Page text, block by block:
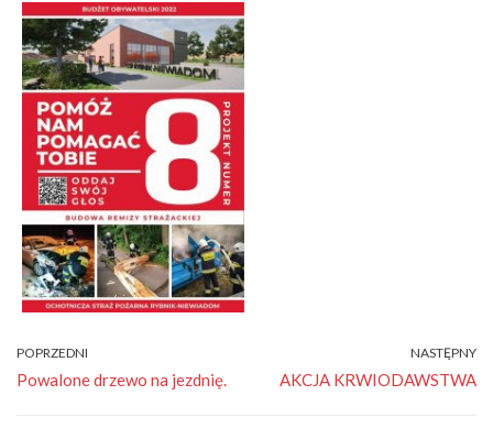
POPRZEDNI
Powalone drzewo na jezdnię.
NASTĘPNY
AKCJA KRWIODAWSTWA